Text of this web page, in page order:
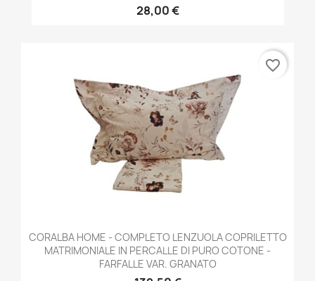
28,00 €
CORALBA HOME - COMPLETO LENZUOLA COPRILETTO
MATRIMONIALE IN PERCALLE DI PURO COTONE -
FARFALLE VAR. GRANATO
favorite_border